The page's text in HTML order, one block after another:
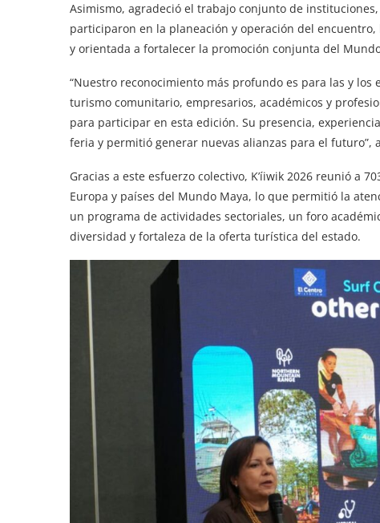
Asimismo, agradeció el trabajo conjunto de
participaron en la planeación y operación del
y orientada a fortalecer la promoción conjunta del
“Nuestro reconocimiento más profundo es para las y
turismo comunitario, empresarios, académicos y
para participar en esta edición. Su presencia,
feria y permitió generar nuevas alianzas para el futuro”,
Gracias a este esfuerzo colectivo, K’íiwik 2026 reunió a
Europa y países del Mundo Maya, lo que permitió la
un programa de actividades sectoriales, un foro
diversidad y fortaleza de la oferta turística del estado.